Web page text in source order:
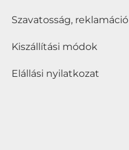
Szavatosság, reklamáció
Kiszállítási módok
Elállási nyilatkozat